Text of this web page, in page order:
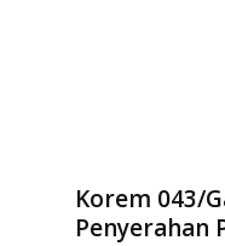
Korem 043/
Penyerahan